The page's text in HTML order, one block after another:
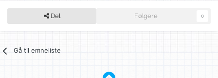
Del Følgere 0
Gå til emneliste